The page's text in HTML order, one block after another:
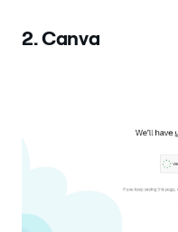
2. Canva